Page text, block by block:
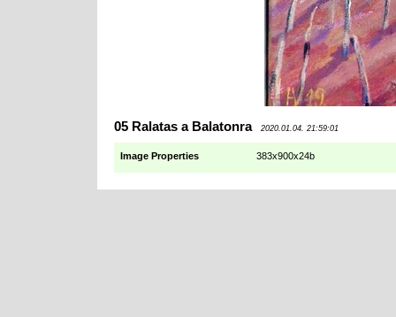
05 Ralatas a Balatonra 2020.01.04. 21:59:01
Image Properties 383x900x24b